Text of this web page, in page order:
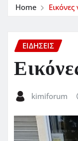
Home
ΕΙΔΗΣΕΙΣ
kimiforum